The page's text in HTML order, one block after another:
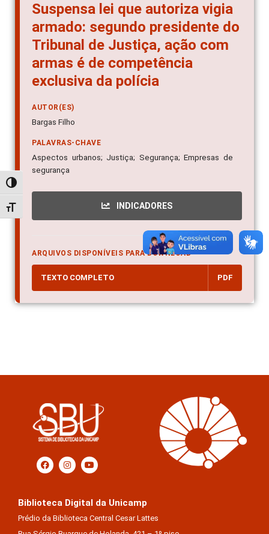
Alternar alto contraste
Alternar tamanho da fonte
Suspensa lei que autoriza vigia
armado: segundo presidente do
Tribunal de Justiça, ação com
armas é de competência
exclusiva da polícia
AUTOR(ES)
Bargas Filho
PALAVRAS-CHAVE
Aspectos urbanos; Justiça; Segurança; Empresas de
segurança
INDICADORES
ARQUIVOS DISPONÍVEIS PARA DOWNLOAD
TEXTO COMPLETO PDF
Biblioteca Digital da Unicamp
Prédio da Biblioteca Central Cesar Lattes